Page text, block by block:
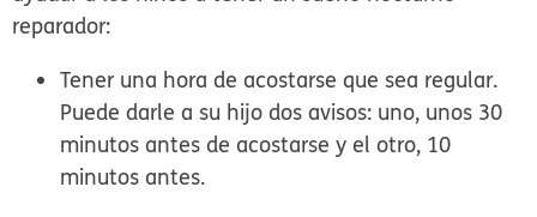
reparador:
Tener una hora de acostarse que sea regular.
Puede darle a su hijo dos avisos: uno, unos 30
minutos antes de acostarse y el otro, 10
minutos antes.